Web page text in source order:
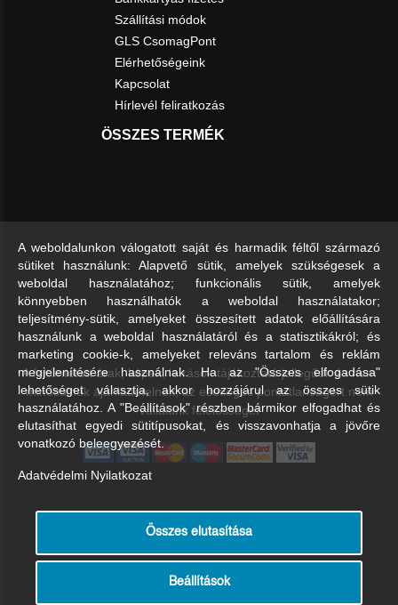
Szállítási módok
GLS CsomagPont
Elérhetőségeink
Kapcsolat
Hírlevél feliratkozás
ÖSSZES TERMÉK
A feltüntetett árak, képek, leírások tájékoztató jellegűek és nem
minősülnek ajánlattételnek, az esetleges pontatlanságért nem
vállalunk felelősséget
A weboldalunkon válogatott saját és harmadik féltől származó
sütiket használunk: Alapvető sütik, amelyek szükségesek a
weboldal használatához; funkcionális sütik, amelyek
könnyebben használhatók a weboldal használatakor;
teljesítmény-sütik, amelyeket összesített adatok előállítására
használunk a weboldal használatáról és a statisztikákról; és
marketing cookie-k, amelyeket releváns tartalom és reklám
megjelenítésére használnak. Ha az "Összes elfogadása"
lehetőséget választja, akkor hozzájárul az összes sütik
használatához. A "Beállítások" részben bármikor elfogadhat és
elutasíthat egyedi sütitípusokat, és visszavonhatja a jövőre
vonatkozó beleegyezését.
Adatvédelmi Nyilatkozat
Összes elutasítása
Beállítások